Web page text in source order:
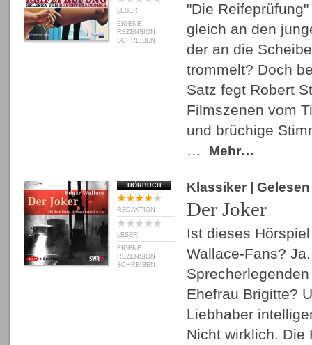
LESER
EIGENE
REZENSION
SCHREIBEN
"Die
gleich an den
der an die
trommelt? Doch
Satz fegt Robert
Filmszenen vom
und brüchige
…
Mehr…
HÖRBUCH
REDAKTION
LESER
EIGENE
REZENSION
SCHREIBEN
Klassiker |
Der Joker
Ist dieses
Wallace-Fans?
Ehefrau Brigitte?
Liebhaber
Nicht wirklich. Die